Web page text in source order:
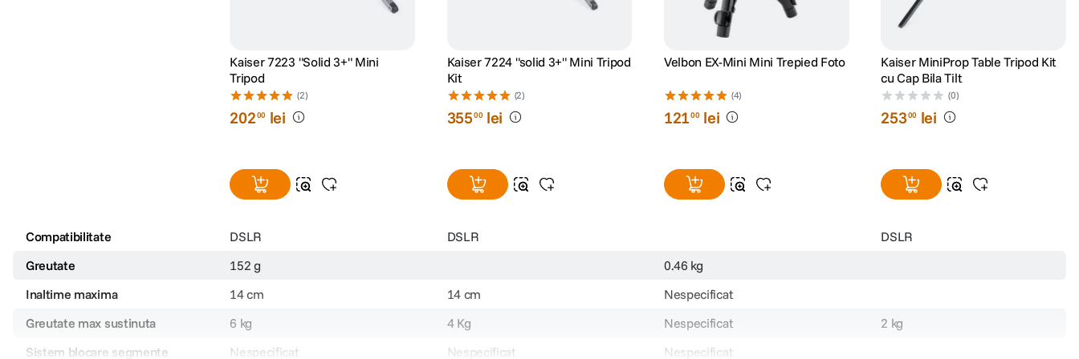
Kaiser 7223 "Solid 3+" Mini
Tripod
(2)
20200 lei
Kaiser 7224 "solid 3+" Mini Tripod
Kit
(2)
35500 lei
Velbon EX-Mini Mini Trepied Foto
(4)
12100 lei
Kaiser MiniProp Table Tripod Kit
cu Cap Bila Tilt
(0)
25300 lei
Compatibilitate DSLR DSLR
DSLR
Greutate
152 g
0.46 kg
Inaltime maxima
14 cm 14 cm
Nespecificat
Greutate max sustinuta
6 kg 4 Kg Nespecificat
2 kg
Sistem blocare segmente
Nespecificat Nespecificat Nespecificat